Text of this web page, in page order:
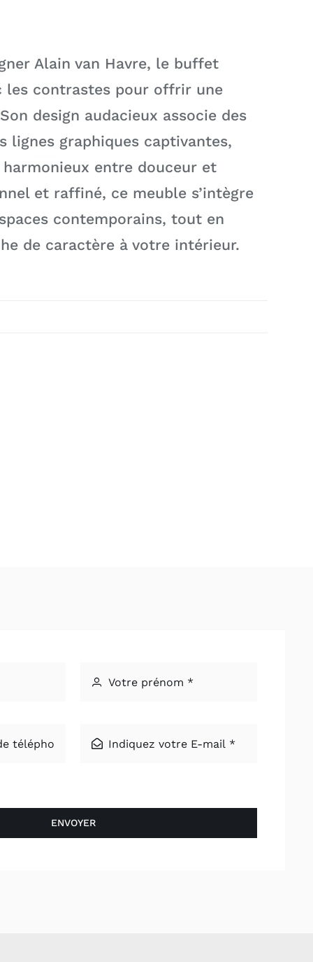
Alain van Havre, le buffet
les contrastes pour offrir une
design audacieux associe des
lignes graphiques captivantes,
entre douceur et
et raffiné, ce meuble s’intègre
contemporains, tout en
de caractère à votre intérieur.
ENVOYER